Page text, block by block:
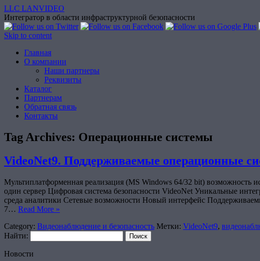
LLC LANVIDEO
Интегратор в области инфраструктурной безопасности
Skip to content
Главная
О компании
Наши партнеры
Реквизиты
Каталог
Партнерам
Обратная связь
Контакты
Tag Archives: Операционные системы
VideoNet9. Поддерживаемые операционные
Мультиплатформенная реализация (MS Windows 64/32 bit) возможность
один сервер Цифровая система безопасности VideoNet Уникальные
среда аналитики Сетевые возможности Новый интерфейс
7… Read More »
Category: Видеонаблюдение и безопасность Метки: VideoNet9,
Найти:
Новости